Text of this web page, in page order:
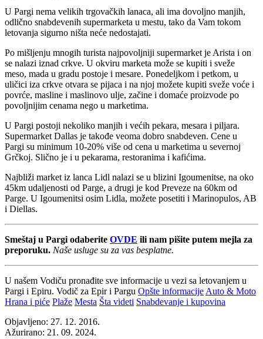
U Pargi nema velikih trgovačkih lanaca, ali ima dovoljno manjih,
odlično snabdevenih supermarketa u mestu, tako da Vam tokom
letovanja sigurno ništa neće nedostajati.
Po mišljenju mnogih turista najpovoljniji supermarket je Arista i on
se nalazi iznad crkve. U okviru marketa može se kupiti i sveže
meso, mada u gradu postoje i mesare. Ponedeljkom i petkom, u
uličici iza crkve otvara se pijaca i na njoj možete kupiti sveže voće i
povrće, masline i maslinovo ulje, začine i domaće proizvode po
povoljnijim cenama nego u marketima.
U Pargi postoji nekoliko manjih i većih pekara, mesara i piljara.
Supermarket Dallas je takođe veoma dobro snabdeven. Cene u
Pargi su minimum 10-20% više od cena u marketima u severnoj
Grčkoj. Slično je i u pekarama, restoranima i kafićima.
Najbliži market iz lanca Lidl nalazi se u blizini Igoumenitse, na oko
45km udaljenosti od Parge, a drugi je kod Preveze na 60km od
Parge. U Igoumenitsi osim Lidla, možete posetiti i Marinopulos, AB
i Diellas.
Smeštaj u Pargi odaberite OVDE ili nam pišite putem mejla za
preporuku. Naše usluge su za vas besplatne.
U našem Vodiču pronađite sve informacije u vezi sa letovanjem u
Pargi i Epiru. Vodič za Epir i Pargu Opšte informacije Auto & Moto
Hrana i piće Plaže Mesta Šta videti Snabdevanje i kupovina
Objavljeno: 27. 12. 2016.
Ažurirano: 21. 09. 2024.